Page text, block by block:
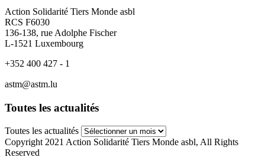
Action Solidarité Tiers Monde asbl
RCS F6030
136-138, rue Adolphe Fischer
L-1521 Luxembourg
+352 400 427 - 1
astm@astm.lu
Toutes les actualités
Toutes les actualités
Copyright 2021 Action Solidarité Tiers Monde asbl, All Rights
Reserved